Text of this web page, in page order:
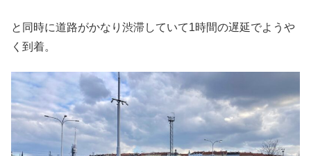
と同時に道路がかなり渋滞していて1時間の遅延でようや
く到着。